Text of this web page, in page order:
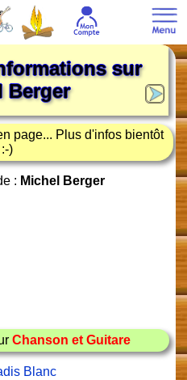
sur
Berger
page... Plus d'infos bientôt
:-)
: Michel Berger
Chanson et Guitare
Blanc